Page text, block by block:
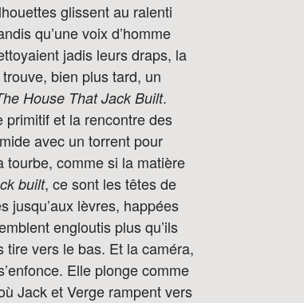
glissent au ralenti
qu’une voix d’homme
jadis leurs draps, la
trouve, bien plus tard, un
House That Jack Built.
et la rencontre des
avec un torrent pour
tourbe, comme si la matière
built, ce sont les têtes de
jusqu’aux lèvres, happées
engloutis plus qu’ils
vers le bas. Et la caméra,
Elle plonge comme
Jack et Verge rampent vers